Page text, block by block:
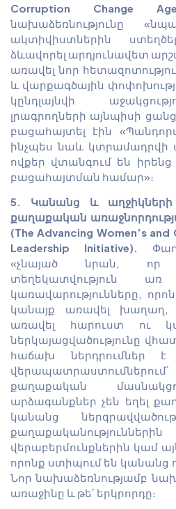
Corruption Change
նախաձեռնությունը
ակտիվիստներին
ձևավորել արդյունավետ
առավել նոր
և վարքագծային
կընդլայնվի
լրագրողների այնպիսի
բացահայտել էին
ինչպես նաև կտրամադրվի
ովքեր վտանգում են իրենց
բացահայտման համար»։
5. Կանանց և
քաղաքական
(The Advancing Women’s
Leadership Initiative).
«չնայած նրան, որ
տեղեկատվություն
կառավարությունները,
կանայք առավել խաղաղ,
առավել հարուստ ու
ներկայացվածությունը
հաճախ ներդրումներ
վերապատրաստումներում՝
քաղաքական
արձագանքներ չեն եղել
կանանց
վերաբերմունքներին կամ
որոնք ստիպում են կանանց
Նոր նախաձեռնությամբ
առաջինը և թե՛ երկրորդը։